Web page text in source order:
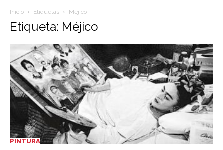
Hoy
Inicio Etiquetas Méjico
Etiqueta: Méjico
PINTURA